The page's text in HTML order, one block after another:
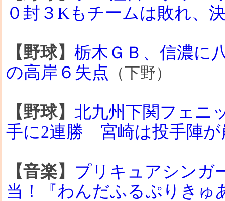
０封３Kもチームは敗れ、
【野球】 栃木ＧＢ、信濃に
の高岸６失点 （下野）
【野球】 北九州下関フェニ
手に2連勝 宮崎は投手陣が
【音楽】 プリキュアシンガ
当！『わんだふるぷりきゅ